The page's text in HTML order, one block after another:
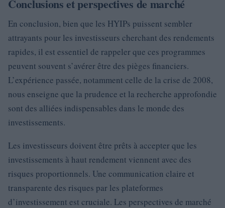
Conclusions et perspectives de marché
En conclusion, bien que les HYIPs puissent sembler
attrayants pour les investisseurs cherchant des rendements
rapides, il est essentiel de rappeler que ces programmes
peuvent souvent s’avérer être des pièges financiers.
L’expérience passée, notamment celle de la crise de 2008,
nous enseigne que la prudence et la recherche approfondie
sont des alliées indispensables dans le monde des
investissements.
Les investisseurs doivent être prêts à accepter que les
investissements à haut rendement viennent avec des
risques proportionnels. Une communication claire et
transparente des risques par les plateformes
d’investissement est cruciale. Les perspectives de marché